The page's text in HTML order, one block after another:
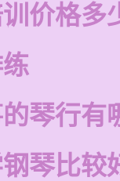
价格多
琴行有
琴比较